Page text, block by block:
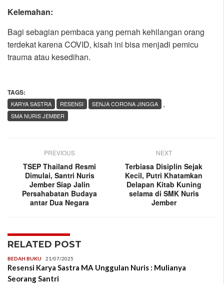
Kelemahan:
Bagi sebagian pembaca yang pernah kehilangan orang
terdekat karena COVID, kisah ini bisa menjadi pemicu
trauma atau kesedihan.
TAGS:
,
KARYA SASTRA RESENSI
SENJA CORONA JINGGA
SMA NURIS JEMBER
PREVIOUS
TSEP Thailand Resmi
Dimulai, Santri Nuris
Jember Siap Jalin
Persahabatan Budaya
antar Dua Negara
NEXT
Terbiasa Disiplin Sejak
Kecil, Putri Khatamkan
Delapan Kitab Kuning
selama di SMK Nuris
Jember
RELATED POST
BEDAH BUKU 21/07/2025
Resensi Karya Sastra MA Unggulan Nuris : Mulianya
Seorang Santri